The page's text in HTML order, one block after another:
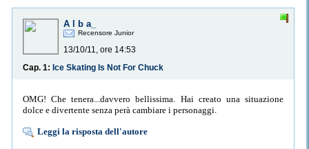
A l b a_
Recensore Junior
13/10/11, ore 14:53
Cap. 1: Ice Skating Is Not For Chuck
OMG! Che tenera...davvero bellissima. Hai creato una situazione
dolce e divertente senza perà cambiare i personaggi.
Leggi la risposta dell'autore